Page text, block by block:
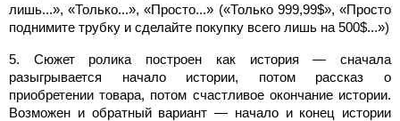
лишь...», «Только...», «Просто...» («Только 999,99$», «Просто
поднимите трубку и сделайте покупку всего лишь на 500$...»)
5. Сюжет ролика построен как история — сначала
разыгрывается начало истории, потом рассказ о
приобретении товара, потом счастливое окончание истории.
Возможен и обратный вариант — начало и конец истории